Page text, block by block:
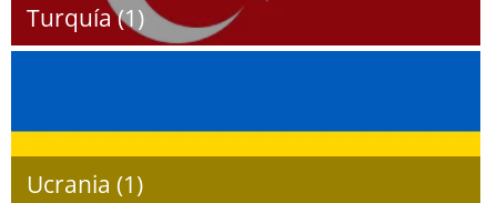
Turquía (1)
Ucrania (1)